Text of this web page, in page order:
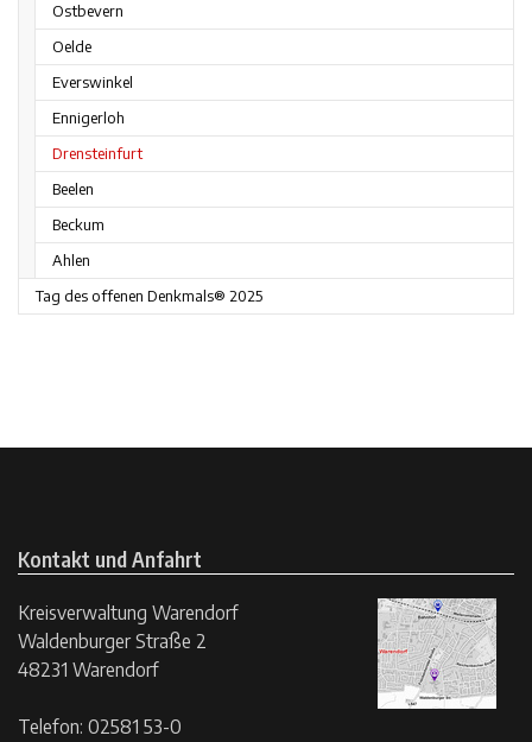
Ostbevern
Oelde
Everswinkel
Ennigerloh
Drensteinfurt
Beelen
Beckum
Ahlen
Tag des offenen Denkmals® 2025
Kontakt und Anfahrt
Kreisverwaltung Warendorf
Waldenburger Straße 2
48231 Warendorf
Telefon: 02581 53-0